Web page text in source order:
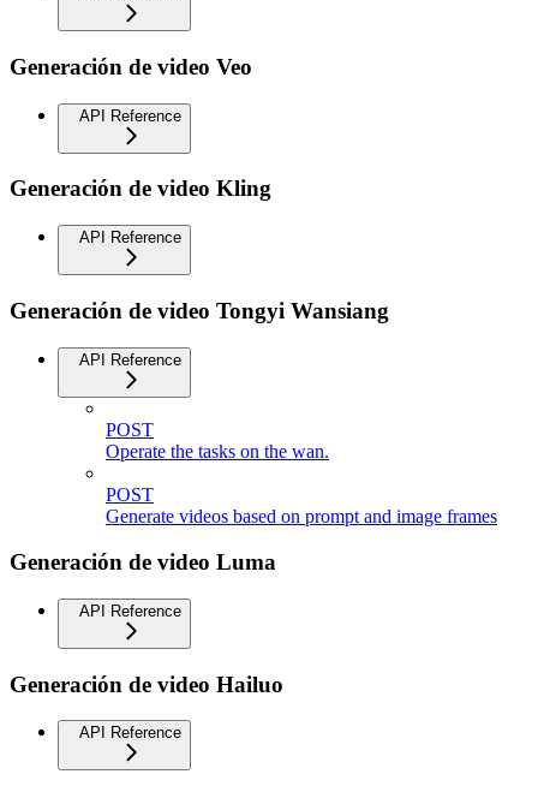
Generación de video Veo
API Reference
Generación de video Kling
API Reference
Generación de video Tongyi Wansiang
API Reference
POST
Operate the tasks on the wan.
POST
Generate videos based on prompt and image frames
Generación de video Luma
API Reference
Generación de video Hailuo
API Reference